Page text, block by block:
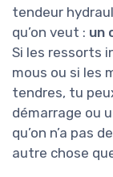
tendeur
qu’on veut : un
Si les ressorts
mous ou si les
tendres, tu
démarrage ou
qu’on n’a pas
autre chose